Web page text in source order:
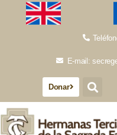
E-mail:
Donar